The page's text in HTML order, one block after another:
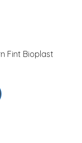
Fint Bioplast